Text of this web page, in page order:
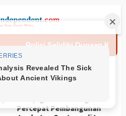
Polisi Selidiki Dugaan
Percepat Pembangunan